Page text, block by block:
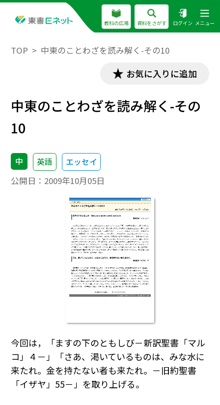
教科の広場 資料をさがす ログイン メニュー
TOP 中東のことわざを読み解く-その10
お気に入りに追加
中東のことわざを読み解く-その
10
中 英語 エッセイ
公開日： 2009年10月05日
今回は，「ますの下のともしび－新訳聖書「マル
コ」４－」「さあ、渇いているものは、みな水に
来たれ。金を持たない者も来たれ。－旧約聖書
「イザヤ」55－」を取り上げる。